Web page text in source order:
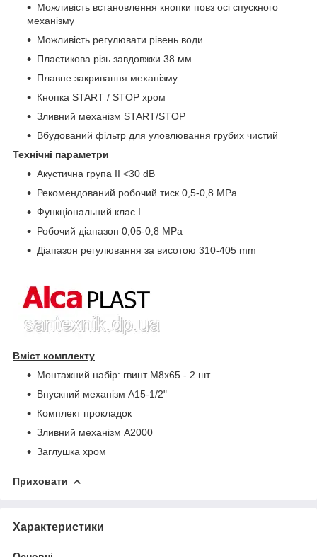
Можливість встановлення кнопки повз осі спускного
механізму
Можливість регулювати рівень води
Пластикова різь завдовжки 38 мм
Плавне закривання механізму
Кнопка START / STOP хром
Зливний механізм START/STOP
Вбудований фільтр для уловлювання грубих чистий
Технічні параметри
Акустична група II <30 dB
Рекомендований робочий тиск 0,5-0,8 MPa
Функціональний клас I
Робочий діапазон 0,05-0,8 MPa
Діапазон регулювання за висотою 310-405 mm
Вміст комплекту
Монтажний набір: гвинт M8x65 - 2 шт.
Впускний механізм A15-1/2"
Комплект прокладок
Зливний механізм A2000
Заглушка хром
Приховати
Характеристики